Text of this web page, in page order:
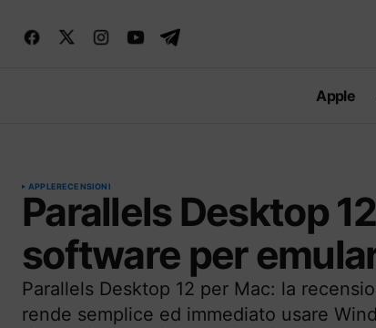
Apple
APPLERECENSIONI
Parallels Desktop
software per
Parallels Desktop 12 per Mac: la
rende semplice ed immediato usare